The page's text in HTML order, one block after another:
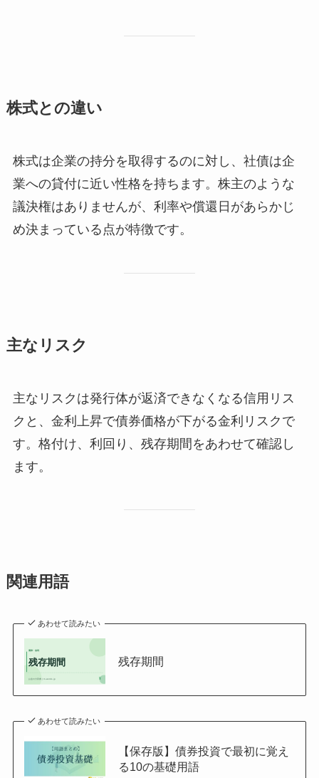
株式との違い
株式は企業の持分を取得するのに対し、社債は企
業への貸付に近い性格を持ちます。株主のような
議決権はありませんが、利率や償還日があらかじ
め決まっている点が特徴です。
主なリスク
主なリスクは発行体が返済できなくなる信用リス
クと、金利上昇で債券価格が下がる金利リスクで
す。格付け、利回り、残存期間をあわせて確認し
ます。
関連用語
あわせて読みたい
残存期間
あわせて読みたい
【保存版】債券投資で最初に覚え
る10の基礎用語